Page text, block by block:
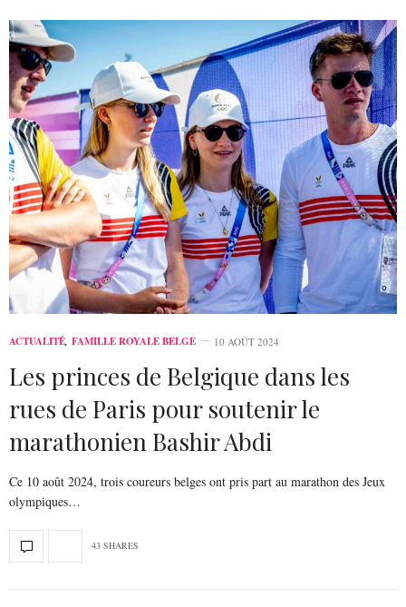
ACTUALITÉ, FAMILLE ROYALE BELGE 10 AOÛT 2024
Les princes de Belgique dans les
rues de Paris pour soutenir le
marathonien Bashir Abdi
Ce 10 août 2024, trois coureurs belges ont pris part au marathon des Jeux
olympiques…
43 SHARES